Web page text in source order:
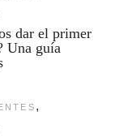
dar el primer
Una guía
,